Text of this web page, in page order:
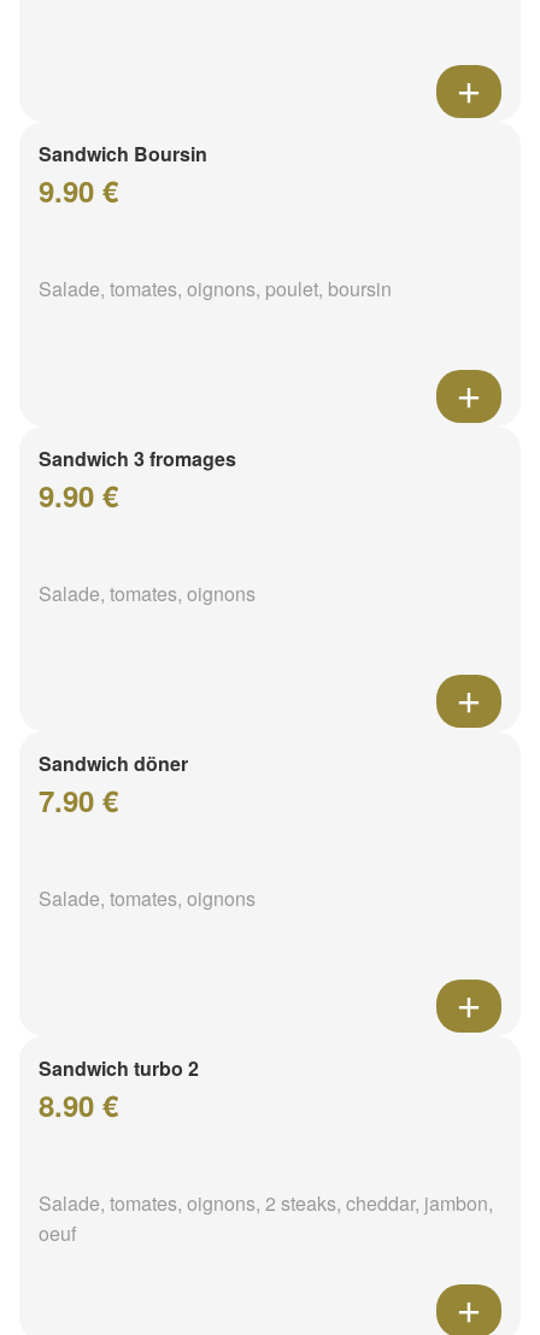
Sandwich Boursin
9.90 €
Salade, tomates, oignons, poulet, boursin
Sandwich 3 fromages
9.90 €
Salade, tomates, oignons
Sandwich döner
7.90 €
Salade, tomates, oignons
Sandwich turbo 2
8.90 €
Salade, tomates, oignons, 2 steaks, cheddar, jambon,
oeuf